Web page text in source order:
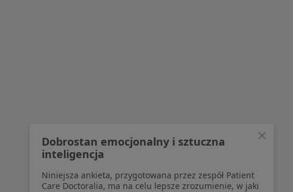
Dobrostan emocjonalny i sztuczna
inteligencja
Niniejsza ankieta, przygotowana przez zespół Patient
Care Doctoralia, ma na celu lepsze zrozumienie, w jaki